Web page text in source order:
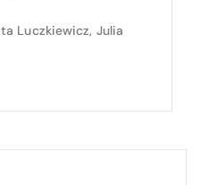
Luczkiewicz, Julia